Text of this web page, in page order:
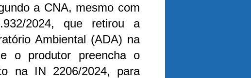
a CNA, mesmo com
2024, que retirou a
Ambiental (ADA) na
o produtor preencha o
na IN 2206/2024, para